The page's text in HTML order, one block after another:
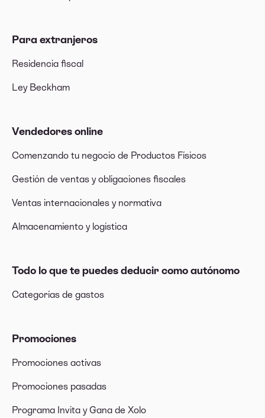
Para extranjeros
Residencia fiscal
Ley Beckham
Vendedores online
Comenzando tu negocio de Productos Físicos
Gestión de ventas y obligaciones fiscales
Ventas internacionales y normativa
Almacenamiento y logística
Todo lo que te puedes deducir como autónomo
Categorías de gastos
Promociones
Promociones activas
Promociones pasadas
Programa Invita y Gana de Xolo